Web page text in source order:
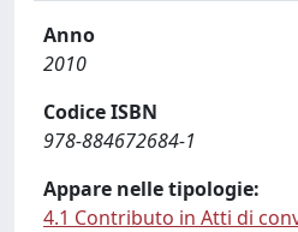
Anno
2010
Codice ISBN
978-884672684-1
Appare nelle tipologie:
4.1 Contributo in Atti di